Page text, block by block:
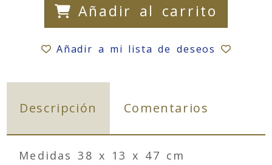
Añadir al carrito
Añadir a mi lista de deseos
Descripción Comentarios
Medidas 38 x 13 x 47 cm